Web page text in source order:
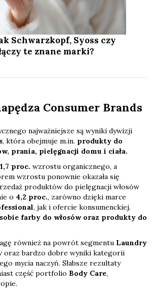
Schwarzkopf, Syoss czy
te znane marki?
Consumer Brands
najważniejsze są wyniki dywizji
, która obejmuje m.in. produkty do
prania, pielęgnacji domu i ciała.
1,7 proc. wzrostu organicznego, a
wzrostu ponownie okazała się
produktów do pielęgnacji włosów
o 4,2 proc., zarówno dzięki marce
, jak i ofercie konsumenckiej.
farby do włosów oraz produkty do
również na powrót segmentu Laundry
oraz bardzo dobre wyniki kategorii
mycia naczyń. Słabsze rezultaty
część portfolio Body Care,